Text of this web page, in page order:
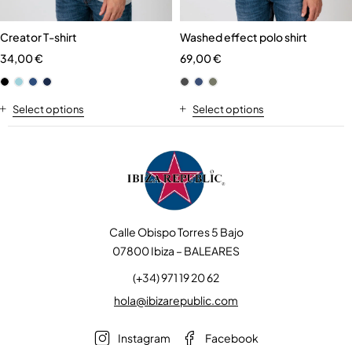
Creator T-shirt
34,00€
Select options
Washed effect polo shirt
69,00€
Select options
Calle Obispo Torres 5 Bajo
07800 Ibiza – BALEARES
(+34) 971 19 20 62
hola@ibizarepublic.com
Instagram Facebook